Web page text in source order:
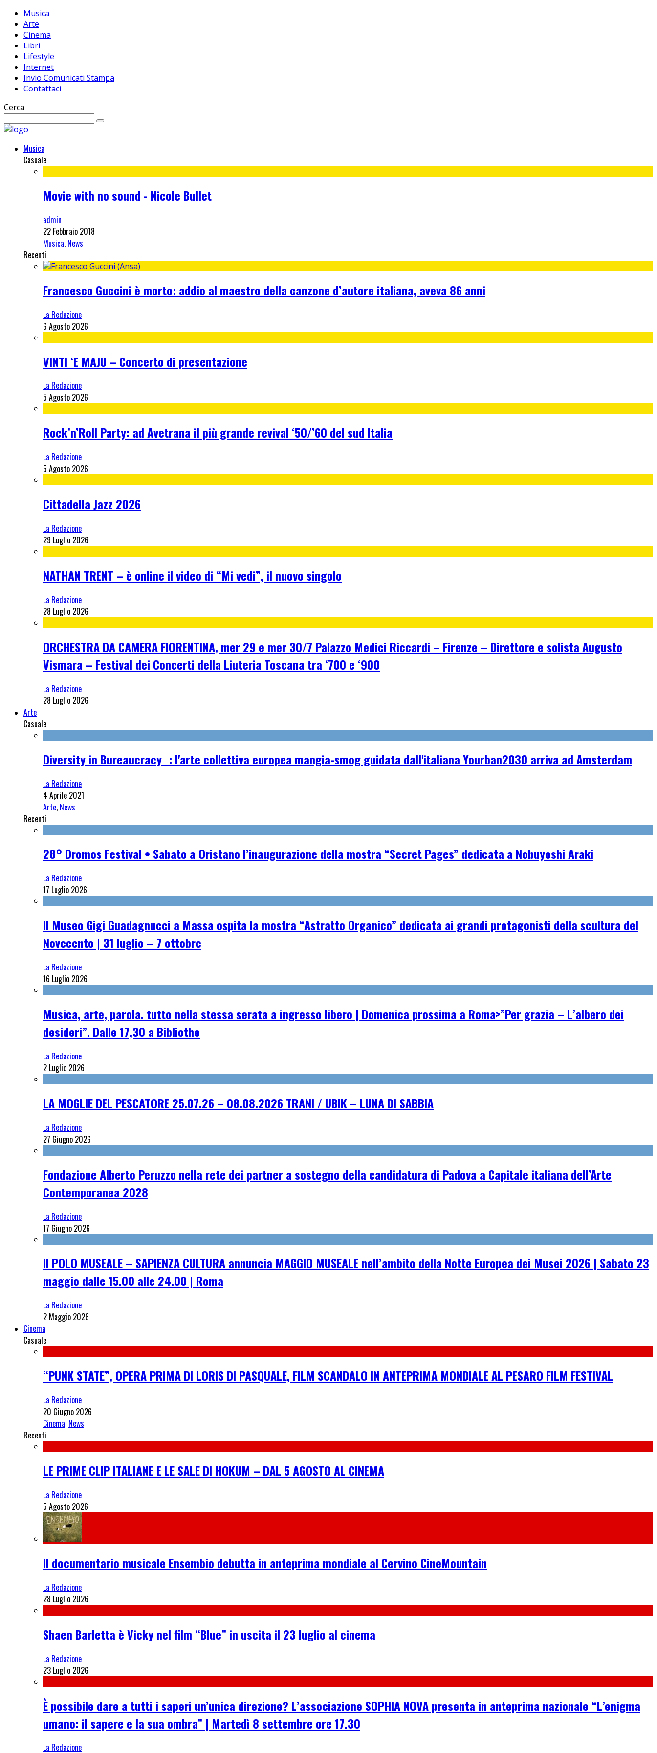
Musica
Arte
Cinema
Libri
Lifestyle
Internet
Invio Comunicati Stampa
Contattaci
Cerca
Musica
Casuale
Movie with no sound - Nicole Bullet
admin
22 Febbraio 2018
Musica, News
Recenti
Francesco Guccini è morto: addio al maestro della canzone d’autore italiana, aveva 86 anni
La Redazione
6 Agosto 2026
VINTI ‘E MAJU – Concerto di presentazione
La Redazione
5 Agosto 2026
Rock’n’Roll Party: ad Avetrana il più grande revival ‘50/’60 del sud Italia
La Redazione
5 Agosto 2026
Cittadella Jazz 2026
La Redazione
29 Luglio 2026
NATHAN TRENT – è online il video di “Mi vedi”, il nuovo singolo
La Redazione
28 Luglio 2026
ORCHESTRA DA CAMERA FIORENTINA, mer 29 e mer 30/7 Palazzo Medici Riccardi – Firenze – Direttore e solista Augusto
Vismara – Festival dei Concerti della Liuteria Toscana tra ‘700 e ‘900
La Redazione
28 Luglio 2026
Arte
Casuale
Diversity in Bureaucracy : l'arte collettiva europea mangia-smog guidata dall'italiana Yourban2030 arriva ad Amsterdam
La Redazione
4 Aprile 2021
Arte, News
Recenti
28° Dromos Festival • Sabato a Oristano l’inaugurazione della mostra “Secret Pages” dedicata a Nobuyoshi Araki
La Redazione
17 Luglio 2026
Il Museo Gigi Guadagnucci a Massa ospita la mostra “Astratto Organico” dedicata ai grandi protagonisti della scultura del
Novecento | 31 luglio – 7 ottobre
La Redazione
16 Luglio 2026
Musica, arte, parola. tutto nella stessa serata a ingresso libero | Domenica prossima a Roma>”Per grazia – L’albero dei
desideri”. Dalle 17,30 a Bibliothe
La Redazione
2 Luglio 2026
LA MOGLIE DEL PESCATORE 25.07.26 – 08.08.2026 TRANI / UBIK – LUNA DI SABBIA
La Redazione
27 Giugno 2026
Fondazione Alberto Peruzzo nella rete dei partner a sostegno della candidatura di Padova a Capitale italiana dell’Arte
Contemporanea 2028
La Redazione
17 Giugno 2026
Il POLO MUSEALE – SAPIENZA CULTURA annuncia MAGGIO MUSEALE nell’ambito della Notte Europea dei Musei 2026 | Sabato 23
maggio dalle 15.00 alle 24.00 | Roma
La Redazione
2 Maggio 2026
Cinema
Casuale
“PUNK STATE”, OPERA PRIMA DI LORIS DI PASQUALE, FILM SCANDALO IN ANTEPRIMA MONDIALE AL PESARO FILM FESTIVAL
La Redazione
20 Giugno 2026
Cinema, News
Recenti
LE PRIME CLIP ITALIANE E LE SALE DI HOKUM – DAL 5 AGOSTO AL CINEMA
La Redazione
5 Agosto 2026
Il documentario musicale Ensembio debutta in anteprima mondiale al Cervino CineMountain
La Redazione
28 Luglio 2026
Shaen Barletta è Vicky nel film “Blue” in uscita il 23 luglio al cinema
La Redazione
23 Luglio 2026
È possibile dare a tutti i saperi un’unica direzione? L’associazione SOPHIA NOVA presenta in anteprima nazionale “L’enigma
umano: il sapere e la sua ombra” | Martedì 8 settembre ore 17.30
La Redazione